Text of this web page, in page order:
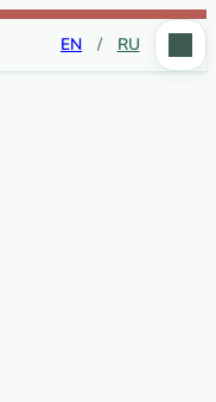
EN / RU